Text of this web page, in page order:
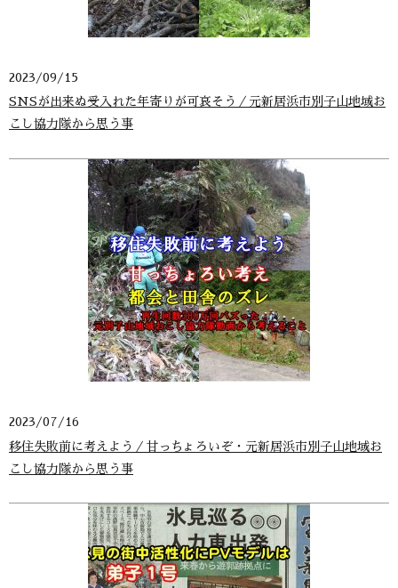
2023/09/15
SNSが出来ぬ受入れた年寄りが可哀そう／元新居浜市別子山地域お
こし協力隊から思う事
2023/07/16
移住失敗前に考えよう／甘っちょろいぞ・元新居浜市別子山地域お
こし協力隊から思う事